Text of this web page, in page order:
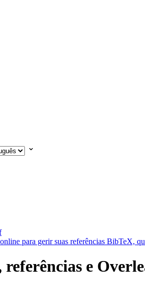
para gerir suas referências BibTeX,
e